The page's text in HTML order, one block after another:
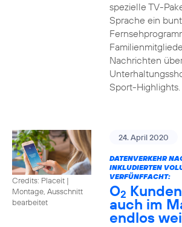
spezielle TV-
Sprache ein
Nachrichten
Sport-Highlights.
Credits: Placeit |
Montage, Ausschnitt
bearbeitet
24. April 2020
DATENVERKEHR
INKLUDIERTEN
VERFÜNFFACHT:
O2
auch im
endlos